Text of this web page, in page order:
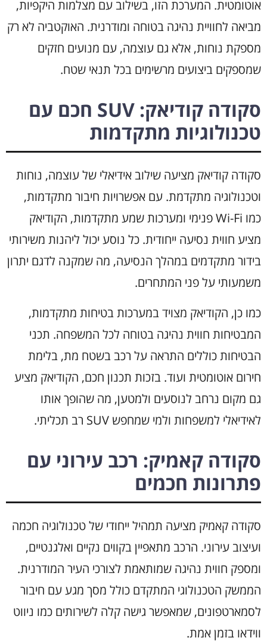
אוטומטית. המערכת הזו, בשילוב עם מצלמות היקפיות,
מביאה לחוויית נהיגה בטוחה ומודרנית. האוקטביה לא רק
מספקת נוחות, אלא גם עוצמה, עם מנועים חזקים
שמספקים ביצועים מרשימים בכל תנאי שטח.
סקודה קודיאק: SUV חכם עם
טכנולוגיות מתקדמות
סקודה קודיאק מציעה שילוב אידיאלי של עוצמה, נוחות
וטכנולוגיה מתקדמת. עם אפשרויות חיבור מתקדמות,
כמו Wi-Fi פנימי ומערכות שמע מתקדמות, הקודיאק
מציע חווית נסיעה ייחודית. כל נוסע יכול ליהנות משירותי
בידור מתקדמים במהלך הנסיעה, מה שמקנה לדגם יתרון
משמעותי על פני המתחרים.
כמו כן, הקודיאק מצויד במערכות בטיחות מתקדמות,
המבטיחות חווית נהיגה בטוחה לכל המשפחה. תכני
הבטיחות כוללים התראה על רכב בשטח מת, בלימת
חירום אוטומטית ועוד. בזכות תכנון חכם, הקודיאק מציע
גם מקום נרחב לנוסעים ולמטען, מה שהופך אותו
לאידיאלי למשפחות ולמי שמחפש SUV רב תכליתי.
סקודה קאמיק: רכב עירוני עם
פתרונות חכמים
סקודה קאמיק מציעה תמהיל ייחודי של טכנולוגיה חכמה
ועיצוב עירוני. הרכב מתאפיין בקווים נקיים ואלגנטיים,
ומספק חווית נהיגה שמותאמת לצורכי העיר המודרנית.
הממשק הטכנולוגי המתקדם כולל מסך מגע עם חיבור
לסמארטפונים, שמאפשר גישה קלה לשירותים כמו ניווט
ווידאו בזמן אמת.